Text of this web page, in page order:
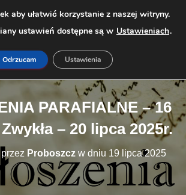
PARAFIALNE – 16
– 20 lipca 2025r.
Proboszcz w dniu 19 lipca 2025
aby ułatwić korzystanie z naszej witryny.
ustawień dostępne są w Ustawieniach.
Odrzucam Ustawienia